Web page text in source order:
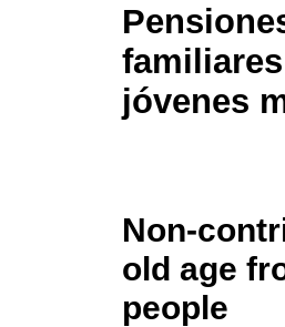
jóvenes
Non-
old age
people